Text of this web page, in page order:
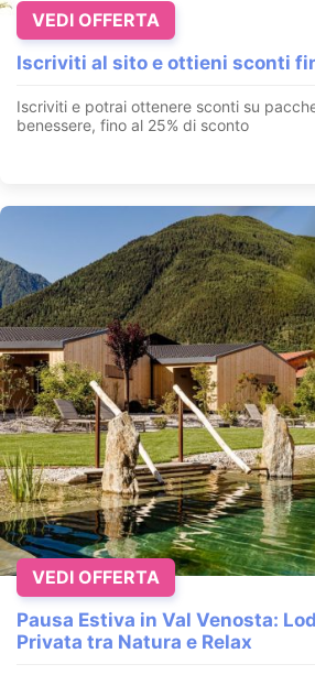
Iscriviti al sito e ottieni sconti
Iscriviti e potrai ottenere sconti su
benessere, fino al 25% di sconto
VEDI OFFERTA
Pausa Estiva in Val Venosta:
Privata tra Natura e Relax
VEDI OFFERTA